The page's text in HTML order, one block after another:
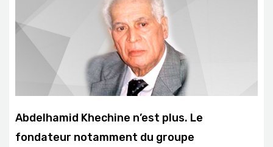
Abdelhamid Khechine n’est plus. Le
fondateur notamment du groupe